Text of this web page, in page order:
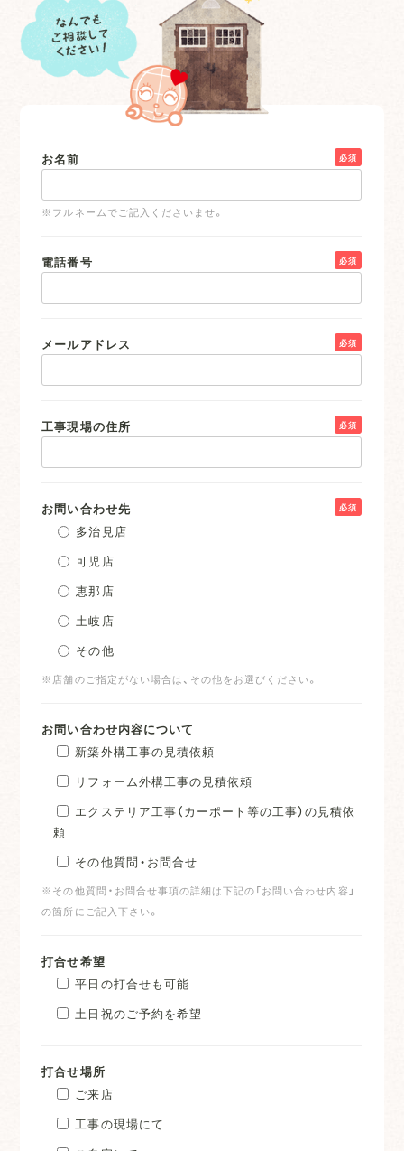
お名前 必須
※フルネームでご記入くださいませ。
電話番号 必須
メールアドレス 必須
工事現場の住所 必須
お問い合わせ先 必須
多治見店
可児店
恵那店
土岐店
その他
※店舗のご指定がない場合は、その他をお選びください。
お問い合わせ内容について
新築外構工事の見積依頼
リフォーム外構工事の見積依頼
エクステリア工事（カーポート等の工事）の見積依
頼
その他質問・お問合せ
※その他質問・お問合せ事項の詳細は下記の「お問い合わせ内容」
の箇所にご記入下さい。
打合せ希望
平日の打合せも可能
土日祝のご予約を希望
打合せ場所
ご来店
工事の現場にて